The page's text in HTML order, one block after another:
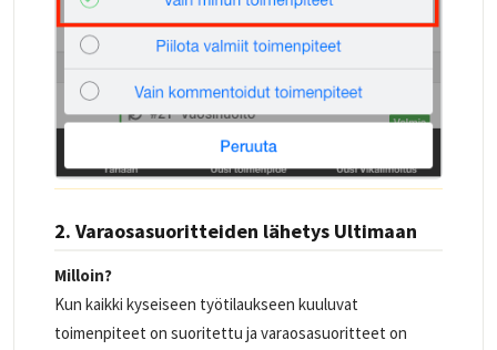
2. Varaosasuoritteiden lähetys Ultimaan
Milloin?
Kun kaikki kyseiseen työtilaukseen kuuluvat
toimenpiteet on suoritettu ja varaosasuoritteet on